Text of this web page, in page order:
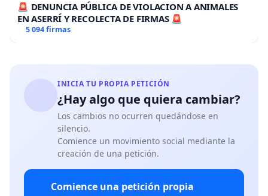
🚨 DENUNCIA PÚBLICA DE VIOLACION A ANIMALES
EN ASERRÍ Y RECOLECTA DE FIRMAS 🚨
5 094 firmas
INICIA TU PROPIA PETICIÓN
¿Hay algo que quiera cambiar?
Los cambios no ocurren quedándose en
silencio.
Comience un movimiento social mediante la
creación de una petición.
Comience una petición propia